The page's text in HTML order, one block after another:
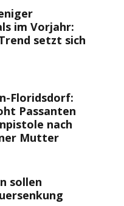
im Vorjahr:
setzt sich
Floridsdorf:
Passanten
nach
Mutter
sollen